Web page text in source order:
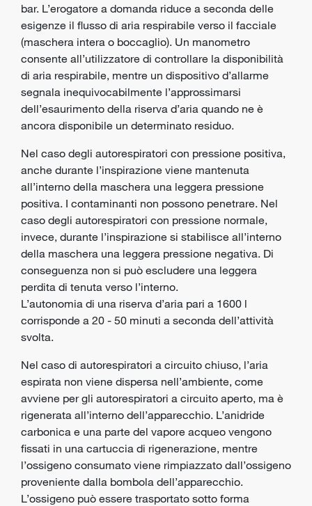
bar. L’erogatore a domanda riduce a seconda delle
esigenze il flusso di aria respirabile verso il facciale
(maschera intera o boccaglio). Un manometro
consente all’utilizzatore di controllare la disponibilità
di aria respirabile, mentre un dispositivo d’allarme
segnala inequivocabilmente l’approssimarsi
dell’esaurimento della riserva d’aria quando ne è
ancora disponibile un determinato residuo.
Nel caso degli autorespiratori con pressione positiva,
anche durante l’inspirazione viene mantenuta
all’interno della maschera una leggera pressione
positiva. I contaminanti non possono penetrare. Nel
caso degli autorespiratori con pressione normale,
invece, durante l’inspirazione si stabilisce all’interno
della maschera una leggera pressione negativa. Di
conseguenza non si può escludere una leggera
perdita di tenuta verso l’interno.
L’autonomia di una riserva d’aria pari a 1600 l
corrisponde a 20 - 50 minuti a seconda dell’attività
svolta.
Nel caso di autorespiratori a circuito chiuso, l’aria
espirata non viene dispersa nell’ambiente, come
avviene per gli autorespiratori a circuito aperto, ma è
rigenerata all’interno dell’apparecchio. L’anidride
carbonica e una parte del vapore acqueo vengono
fissati in una cartuccia di rigenerazione, mentre
l’ossigeno consumato viene rimpiazzato dall’ossigeno
proveniente dalla bombola dell’apparecchio.
L’ossigeno può essere trasportato sotto forma